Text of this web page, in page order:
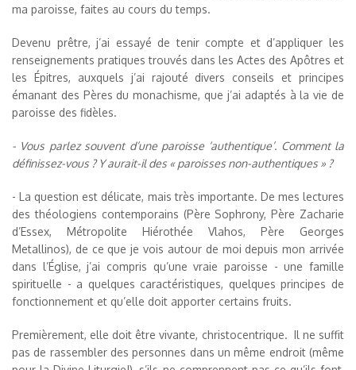
ma paroisse, faites au cours du temps.
Devenu prêtre, j’ai essayé de tenir compte et d’appliquer les
renseignements pratiques trouvés dans les Actes des Apôtres et
les Épitres, auxquels j’ai rajouté divers conseils et principes
émanant des Pères du monachisme, que j’ai adaptés à la vie de
paroisse des fidèles.
- Vous parlez souvent d’une paroisse ‘authentique’. Comment la
définissez-vous ? Y aurait-il des « paroisses non-authentiques » ?
- La question est délicate, mais très importante. De mes lectures
des théologiens contemporains (Père Sophrony, Père Zacharie
d’Essex, Métropolite Hiérothée Vlahos, Père Georges
Metallinos), de ce que je vois autour de moi depuis mon arrivée
dans l’Église, j’ai compris qu’une vraie paroisse - une famille
spirituelle - a quelques caractéristiques, quelques principes de
fonctionnement et qu’elle doit apporter certains fruits.
Premièrement, elle doit être vivante, christocentrique. Il ne suffit
pas de rassembler des personnes dans un même endroit (même